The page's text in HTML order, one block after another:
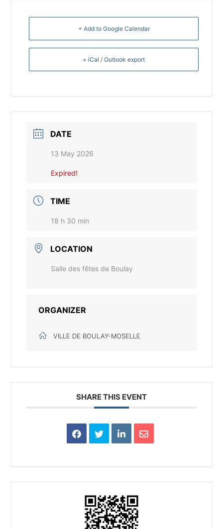
+ Add to Google Calendar
+ iCal / Outlook export
DATE
13 May 2026
Expired!
TIME
18 h 30 min
LOCATION
Salle des fêtes de Boulay
ORGANIZER
VILLE DE BOULAY-MOSELLE
SHARE THIS EVENT